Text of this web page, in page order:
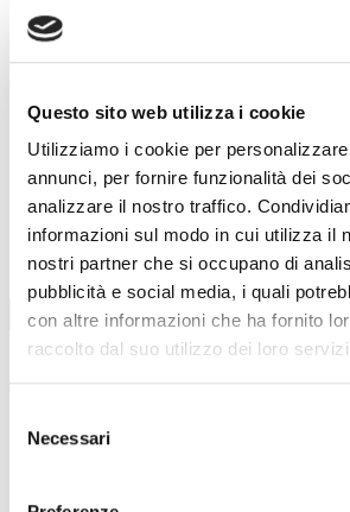
Questo sito web utilizza i cookie
Utilizziamo i cookie per
annunci, per fornire funzionalità dei
analizzare il nostro traffico.
informazioni sul modo in cui utilizza il
nostri partner che si occupano di
pubblicità e social media, i quali
con altre informazioni che ha fornito
raccolto dal suo utilizzo dei loro
delNecessari
Addetti al
FORMAZIONE LAVORATORI
AGGIORNAMENTO
data
08/09/2026
DETTAGLI
durata